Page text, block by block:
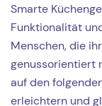
Smarte
Funktionalität
Menschen, die
genussorientiert
auf den
erleichtern und